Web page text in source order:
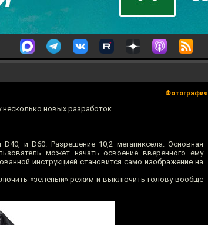
Фотография
несколько новых разработок.
и D60. Разрешение 10,2 мегапиксела. Основная
может начать освоение вверенного ему
инструкцией становится само изображение на
«зелёный» режим и выключить голову вообще